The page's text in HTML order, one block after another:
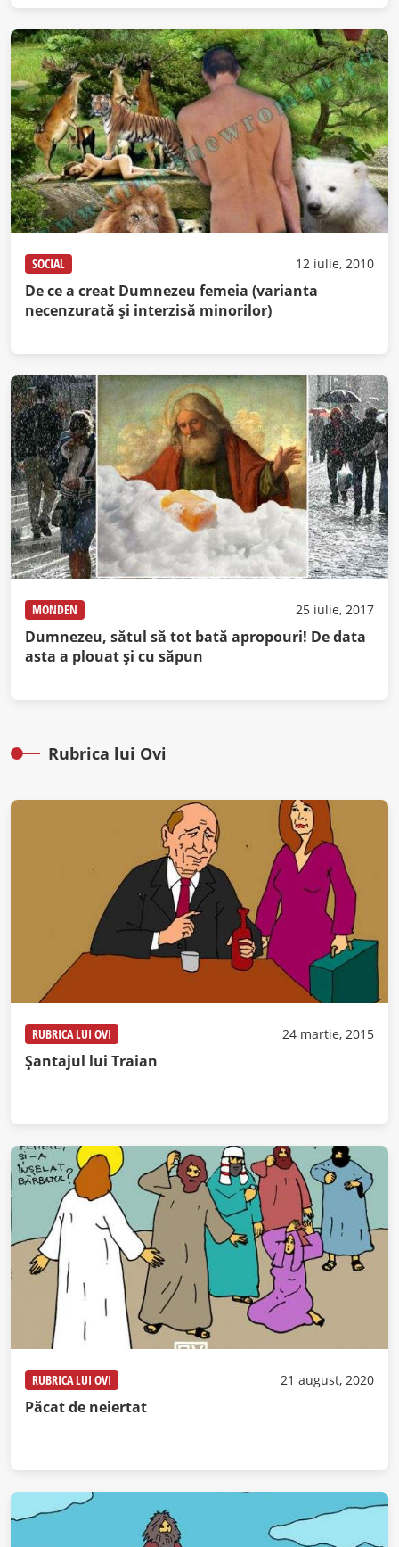
SOCIAL 12 iulie, 2010
De ce a creat Dumnezeu femeia (varianta
necenzurată şi interzisă minorilor)
MONDEN 25 iulie, 2017
Dumnezeu, sătul să tot bată apropouri! De data
asta a plouat şi cu săpun
Rubrica lui Ovi
RUBRICA LUI OVI 24 martie, 2015
Şantajul lui Traian
RUBRICA LUI OVI 21 august, 2020
Păcat de neiertat